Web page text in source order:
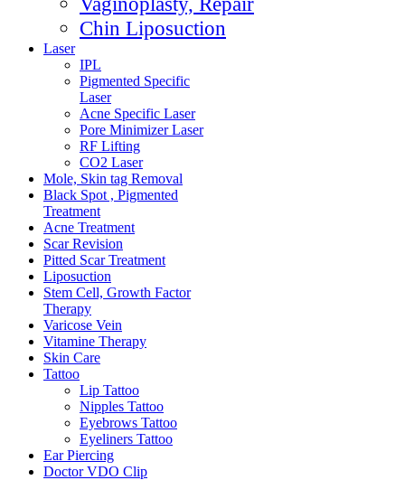
Chin Liposuction
Laser
IPL
Pigmented Specific
Laser
Acne Specific Laser
Pore Minimizer Laser
RF Lifting
CO2 Laser
Mole, Skin tag Removal
Black Spot , Pigmented
Treatment
Acne Treatment
Scar Revision
Pitted Scar Treatment
Liposuction
Stem Cell, Growth Factor
Therapy
Varicose Vein
Vitamine Therapy
Skin Care
Tattoo
Lip Tattoo
Nipples Tattoo
Eyebrows Tattoo
Eyeliners Tattoo
Ear Piercing
Doctor VDO Clip